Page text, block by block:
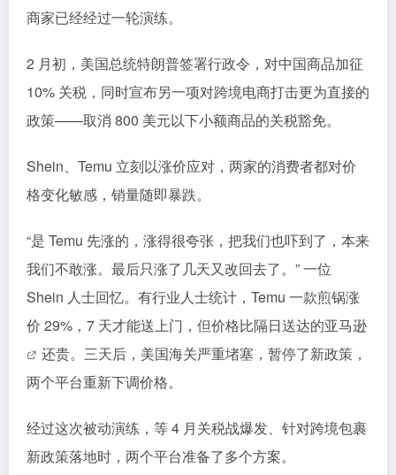
商家已经经过一轮演练。
2 月初，美国总统特朗普签署行政令，对中国商品加征
10% 关税，同时宣布另一项对跨境电商打击更为直接的
政策——取消 800 美元以下小额商品的关税豁免。
Shein、Temu 立刻以涨价应对，两家的消费者都对价
格变化敏感，销量随即暴跌。
“是 Temu 先涨的，涨得很夸张，把我们也吓到了，本来
我们不敢涨。最后只涨了几天又改回去了。” 一位
Shein 人士回忆。有行业人士统计，Temu 一款煎锅涨
价 29%，7 天才能送上门，但价格比隔日送达的亚马逊
还贵。三天后，美国海关严重堵塞，暂停了新政策，
两个平台重新下调价格。
经过这次被动演练，等 4 月关税战爆发、针对跨境包裹
新政策落地时，两个平台准备了多个方案。